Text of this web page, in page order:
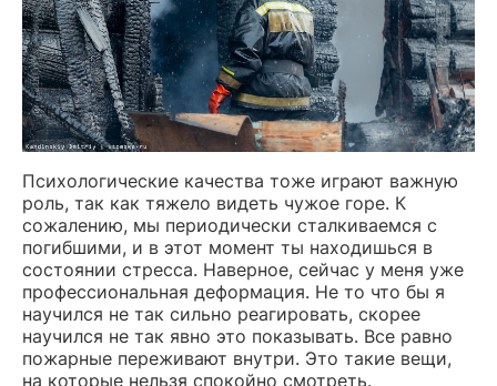
Психологические качества тоже играют важную
роль, так как тяжело видеть чужое горе. К
сожалению, мы периодически сталкиваемся с
погибшими, и в этот момент ты находишься в
состоянии стресса. Наверное, сейчас у меня уже
профессиональная деформация. Не то что бы я
научился не так сильно реагировать, скорее
научился не так явно это показывать. Все равно
пожарные переживают внутри. Это такие вещи,
на которые нельзя спокойно смотреть.